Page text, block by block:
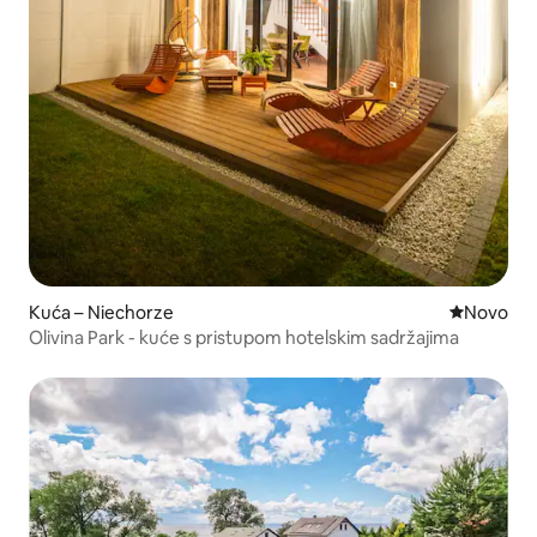
Kuća – Niechorze Novi
Novo
Olivina Park - kuće s pristupom hotelskim sadržajima